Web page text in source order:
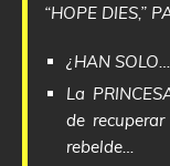
“HOPE DIES,”
¿HAN
La
de
rebelde…